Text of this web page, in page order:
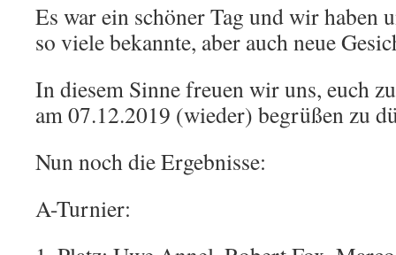
Es war ein schöner Tag und wir haben
so viele bekannte, aber auch neue
In diesem Sinne freuen wir uns, euch
am 07.12.2019 (wieder) begrüßen zu
Nun noch die Ergebnisse:
A-Turnier: